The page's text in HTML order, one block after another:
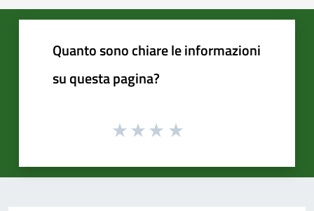
Quanto sono chiare le informazioni
su questa pagina?